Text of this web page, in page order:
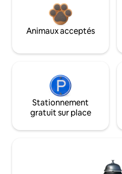
Animaux acceptés
Stationnement
gratuit sur place